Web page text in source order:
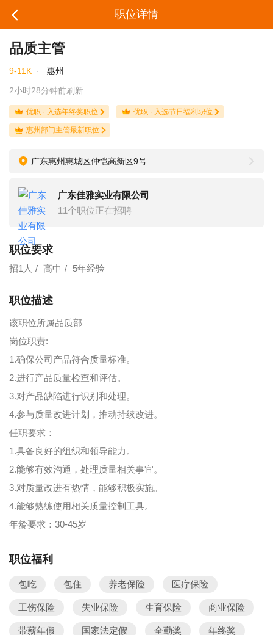
职位详情
品质主管
9-11K ·
惠州
2小时28分钟前刷新
优职 · 入选年终奖职位 优职 · 入选节日福利职位
惠州部门主管最新职位
广东佳雅实业有限公司
11个职位正在招聘
职位要求
招1人 高中 5年经验
职位描述
该职位所属品质部
岗位职责:
1.确保公司产品符合质量标准。
2.进行产品质量检查和评估。
3.对产品缺陷进行识别和处理。
4.参与质量改进计划，推动持续改进。
任职要求：
1.具备良好的组织和领导能力。
2.能够有效沟通，处理质量相关事宜。
3.对质量改进有热情，能够积极实施。
4.能够熟练使用相关质量控制工具。
年龄要求：30-45岁
职位福利
包吃 包住 养老保险 医疗保险
工伤保险 失业保险 生育保险 商业保险
带薪年假 国家法定假 全勤奖 年终奖